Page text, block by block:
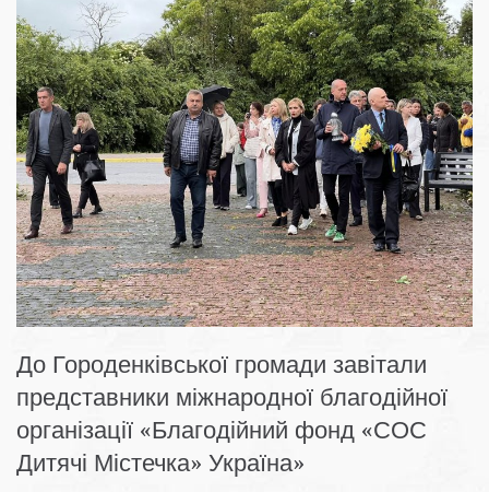
До Городенківської громади завітали
представники міжнародної благодійної
організації «Благодійний фонд «СОС
Дитячі Містечка» Україна»